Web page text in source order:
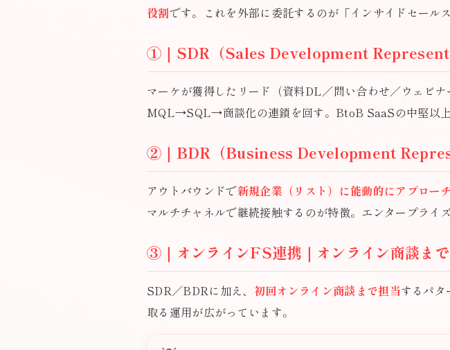
役割です。これを外部に委託するのが「インサイドセール
①｜SDR（Sales Development
マーケが獲得したリード（資料DL／問い合わせ／ウェビナ
MQL→SQL→商談化の連鎖を回す。BtoB SaaSの中堅以上
②｜BDR（Business Development
アウトバウンドで新規企業（リスト）に能動的にアプローチ
マルチチャネルで継続接触するのが特徴。エンタープライ
③｜オンラインFS連携｜オンライン商談ま
SDR／BDRに加え、 初回オンライン商談まで担当するパ
取る運用が広がっています。